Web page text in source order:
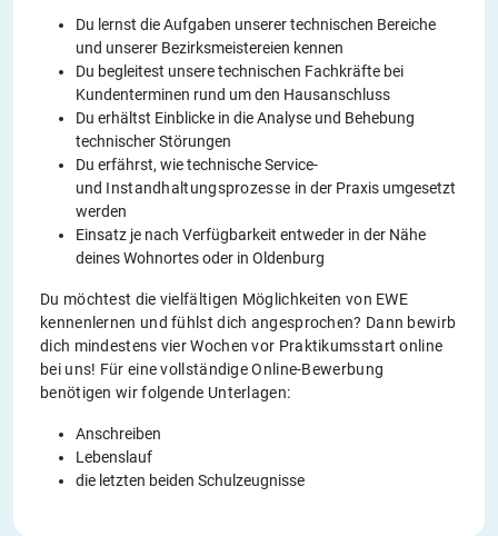
Du lernst die Aufgaben unserer technischen Bereiche
und unserer Bezirksmeistereien kennen
Du begleitest unsere technischen Fachkräfte bei
Kundenterminen rund um den Hausanschluss
Du erhältst Einblicke in die Analyse und Behebung
technischer Störungen
Du erfährst, wie technische Service-
und Instandhaltungsprozesse in der Praxis umgesetzt
werden
Einsatz je nach Verfügbarkeit entweder in der Nähe
deines Wohnortes oder in Oldenburg
Du möchtest die vielfältigen Möglichkeiten von EWE
kennenlernen und fühlst dich angesprochen? Dann bewirb
dich mindestens vier Wochen vor Praktikumsstart online
bei uns! Für eine vollständige Online-Bewerbung
benötigen wir folgende Unterlagen:
Anschreiben
Lebenslauf
die letzten beiden Schulzeugnisse